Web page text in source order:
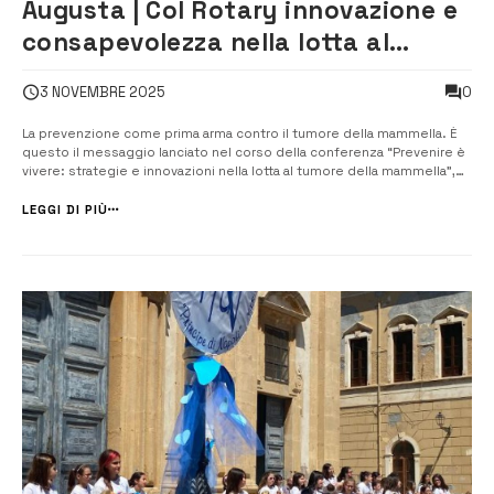
Augusta | Col Rotary innovazione e
consapevolezza nella lotta al
3 NOVEMBRE 2025 0
La prevenzione come prima arma contro il tumore della mammella. È
questo il messaggio lanciato nel corso della conferenza “Prevenire è
vivere: strategie e innovazioni nella lotta al tumore della mammella”,
Club Augusta, Interact Augusta e l’associazione Promuovere Onlus, in
LEGGI DI PIÙ